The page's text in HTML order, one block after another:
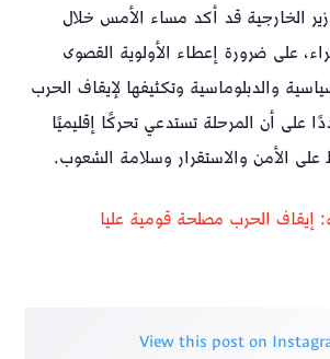
الخارجية قد أكد مساء الأمس خلال
على ضرورة إعطاء الأولوية القصوى
والدبلوماسية وتكثيفها لإيقاف الحرب
على أن المرحلة تستدعي تحركًا إقليميًا
على الأمن والاستقرار وسلامة الشعوب.
إيقاف الحرب مصلحة قومية عليا
View this post on